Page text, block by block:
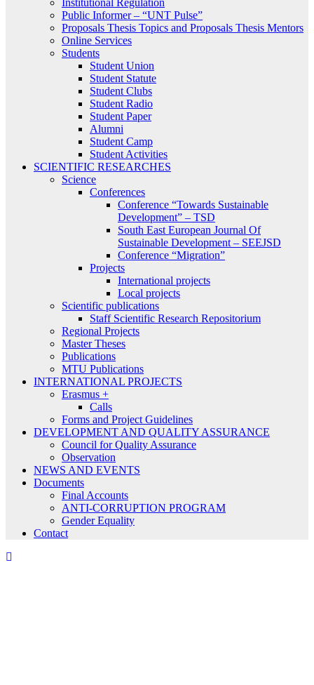
Institutional Regulation
Public Informer – “UNT Pulse”
Proposals Thesis Topics and Proposals Thesis Mentors
Online Services
Students
Student Union
Student Statute
Student Clubs
Student Radio
Student Paper
Alumni
Student Camp
Student Activities
SCIENTIFIC RESEARCHES
Science
Conferences
Conference “Towards Sustainable
Development” – TSD
South East European Journal Of
Sustainable Development – SEEJSD
Conference “Migration”
Projects
International projects
Local projects
Scientific publications
Staff Scientific Research Repositorium
Regional Projects
Master Theses
Publications
MTU Publications
INTERNATIONAL PROJECTS
Erasmus +
Calls
Forms and Project Guidelines
DEVELOPMENT AND QUALITY ASSURANCE
Council for Quality Assurance
Observation
NEWS AND EVENTS
Documents
Final Accounts
ANTI-CORRUPTION PROGRAM
Gender Equality
Contact